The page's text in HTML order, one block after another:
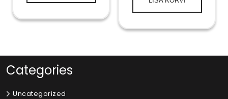
Categories
Uncategorized